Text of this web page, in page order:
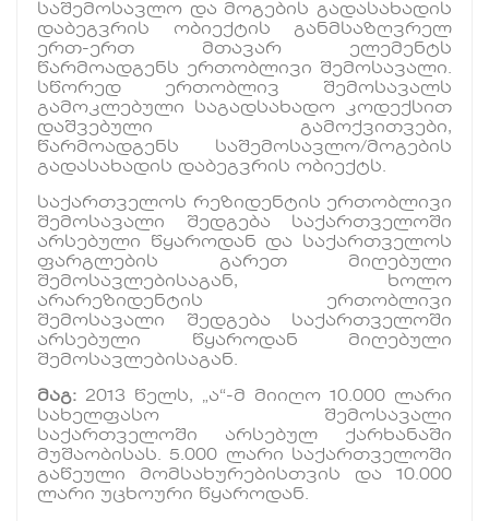
საშემოსავლო და მოგების გადასახადის
დაბეგვრის ობიექტის განმსაზღვრელ
ერთ-ერთ მთავარ ელემენტს
წარმოადგენს ერთობლივი შემოსავალი.
სწორედ ერთობლივ შემოსავალს
გამოკლებული საგადსახადო კოდექსით
დაშვებული გამოქვითვები,
წარმოადგენს საშემოსავლო/მოგების
გადასახადის დაბეგვრის ობიექტს.
საქართველოს რეზიდენტის ერთობლივი
შემოსავალი შედგება საქართველოში
არსებული წყაროდან და საქართველოს
ფარგლების გარეთ მიღებული
შემოსავლებისაგან, ხოლო
არარეზიდენტის ერთობლივი
შემოსავალი შედგება საქართველოში
არსებული წყაროდან მიღებული
შემოსავლებისაგან.
მაგ: 2013 წელს, „ა“-მ მიიღო 10.000 ლარი
სახელფასო შემოსავალი
საქართველოში არსებულ ქარხანაში
მუშაობისას. 5.000 ლარი საქართველოში
გაწეული მომსახურებისთვის და 10.000
ლარი უცხოური წყაროდან.